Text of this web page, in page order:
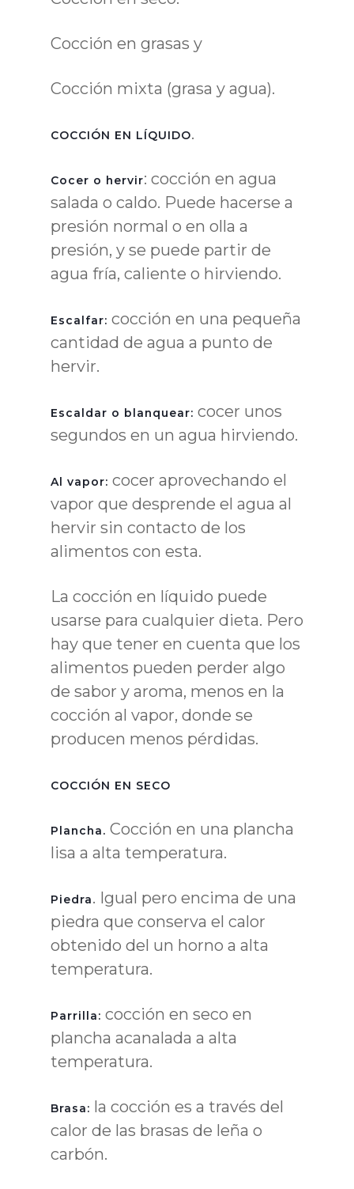
Cocción en grasas y
Cocción mixta (grasa y agua).
COCCIÓN EN LÍQUIDO.
Cocer o hervir: cocción en agua
salada o caldo. Puede hacerse a
presión normal o en olla a
presión, y se puede partir de
agua fría, caliente o hirviendo.
Escalfar: cocción en una pequeña
cantidad de agua a punto de
hervir.
Escaldar o blanquear: cocer unos
segundos en un agua hirviendo.
Al vapor: cocer aprovechando el
vapor que desprende el agua al
hervir sin contacto de los
alimentos con esta.
La cocción en líquido puede
usarse para cualquier dieta. Pero
hay que tener en cuenta que los
alimentos pueden perder algo
de sabor y aroma, menos en la
cocción al vapor, donde se
producen menos pérdidas.
COCCIÓN EN SECO
Plancha. Cocción en una plancha
lisa a alta temperatura.
Piedra. Igual pero encima de una
piedra que conserva el calor
obtenido del un horno a alta
temperatura.
Parrilla: cocción en seco en
plancha acanalada a alta
temperatura.
Brasa: la cocción es a través del
calor de las brasas de leña o
carbón.